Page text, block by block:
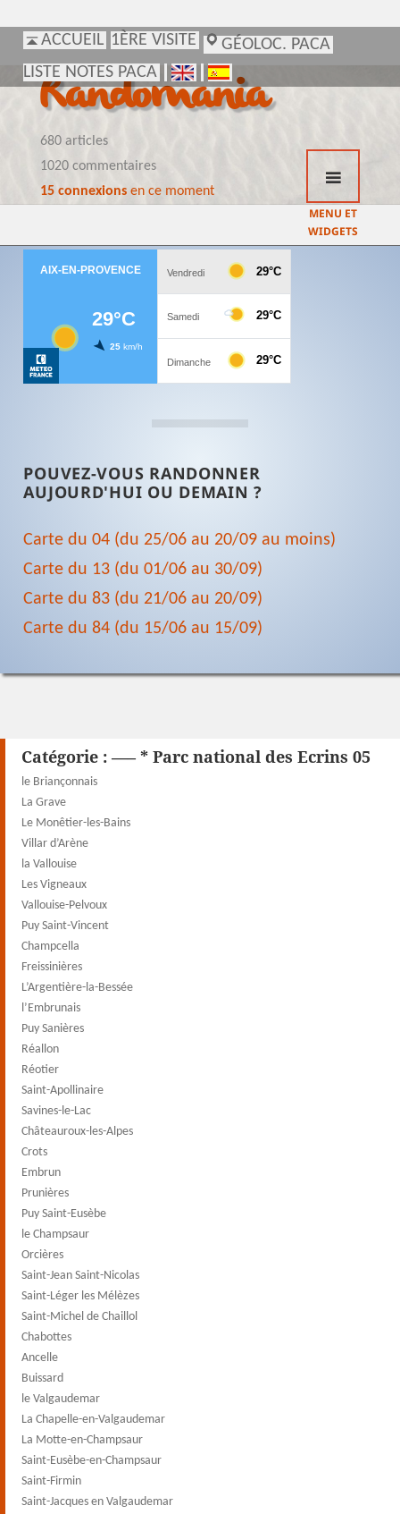
ACCUEIL 1ÈRE VISITE
GÉOLOC. PACA
LISTE NOTES PACA
Randomania
680 articles
1020 commentaires
15 connexionsen ce moment
MENU ET
WIDGETS
POUVEZ-VOUS RANDONNER
AUJOURD'HUI OU DEMAIN ?
Carte du 04 (du 25/06 au 20/09 au moins)
Carte du 13 (du 01/06 au 30/09)
Carte du 83 (du 21/06 au 20/09)
Carte du 84 (du 15/06 au 15/09)
ACCUEIL 1ÈRE VISITE
GÉOLOC. PACA
LISTE NOTES PACA
Catégorie : —– * Parc national des Ecrins 05
le Briançonnais
La Grave
Le Monêtier-les-Bains
Villar d’Arène
la Vallouise
Les Vigneaux
Vallouise-Pelvoux
Puy Saint-Vincent
Champcella
Freissinières
L’Argentière-la-Bessée
l’Embrunais
Puy Sanières
Réallon
Réotier
Saint-Apollinaire
Savines-le-Lac
Châteauroux-les-Alpes
Crots
Embrun
Prunières
Puy Saint-Eusèbe
le Champsaur
Orcières
Saint-Jean Saint-Nicolas
Saint-Léger les Mélèzes
Saint-Michel de Chaillol
Chabottes
Ancelle
Buissard
le Valgaudemar
La Chapelle-en-Valgaudemar
La Motte-en-Champsaur
Saint-Eusèbe-en-Champsaur
Saint-Firmin
Saint-Jacques en Valgaudemar